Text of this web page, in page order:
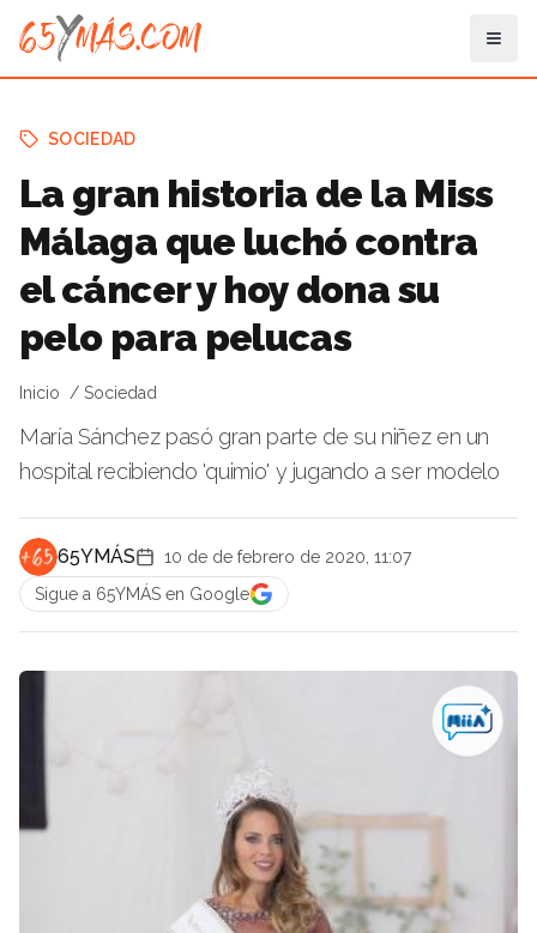
SOCIEDAD
La gran historia de la Miss
Málaga que luchó contra
el cáncer y hoy dona su
pelo para pelucas
Inicio Sociedad
María Sánchez pasó gran parte de su niñez en un
hospital recibiendo 'quimio' y jugando a ser modelo
65YMÁS
10 de de febrero de 2020, 11:07
Sigue a 65YMÁS en Google